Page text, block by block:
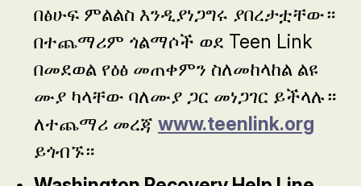
በፅሁፍ ምልልስ እንዲያነጋግሩ ያበረታቷቸው።
በተጨማሪም ጎልማሶች ወደ Teen Link
በመደወል የዕፅ መጠቀምን ስለመከላከል ልዩ
ሙያ ካላቸው ባለሙያ ጋር መነጋገር ይችላሉ።
ለተጨማሪ መረጃ www.teenlink.org
ይጎብኙ።